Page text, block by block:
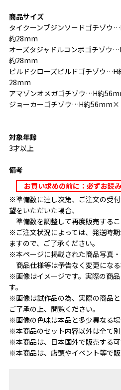
商品サイズ
タイクーンブジンソードゴチゾ
約28mm
オーズタジャドルコンボゴチゾ
約28mm
ビルドクローズビルドゴチゾウ
28mm
アマゾンオメガゴチゾウ…H約
ジョーカーゴチゾウ…H約
対象年齢
3才以上
備考
お買い求めの前に：必ずお読
※準備数に達し次第、ご注文の受
望をいただいた場合、
準備数を調整して再度販売するこ
※ご注文状況によっては、発送時
ますので、ご了承ください。
※本ページに掲載された商品写真・
商品仕様等は予告なく変更になる
※画像はイメージです。実際の商
す。
※画像は試作品の為、実際の商品と
ご了承の上、閲覧ください。
※画像の色味は本品と多少異なる場
※本商品のセット内容以外は全て別
※本商品は、日本国外で販売する可
※本商品は、店頭やイベント等で販